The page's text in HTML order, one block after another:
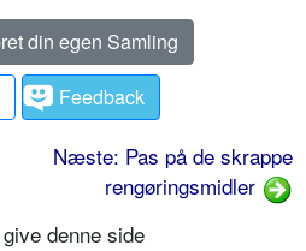
din egen Samling
Feedback
Næste: Pas på de skrappe
rengøringsmidler
denne side